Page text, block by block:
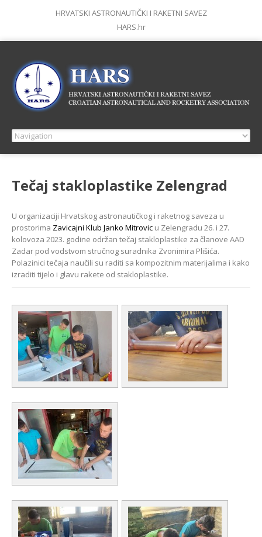
HRVATSKI ASTRONAUTIČKI I RAKETNI SAVEZ
HARS.hr
Tečaj stakloplastike Zelengrad
U organizaciji Hrvatskog astronautičkog i raketnog saveza u
prostorima Zavicajni Klub Janko Mitrovic u Zelengradu 26. i 27.
kolovoza 2023. godine održan tečaj stakloplastike za članove AAD
Zadar pod vodstvom stručnog suradnika Zvonimira Plišića.
Polazinici tečaja naučili su raditi sa kompozitnim materijalima i kako
izraditi tijelo i glavu rakete od stakloplastike.